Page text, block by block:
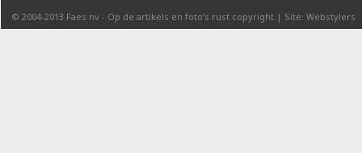
© 2004-2013 Faes nv - Op de artikels en foto’s rust copyright | Site: Webstylers